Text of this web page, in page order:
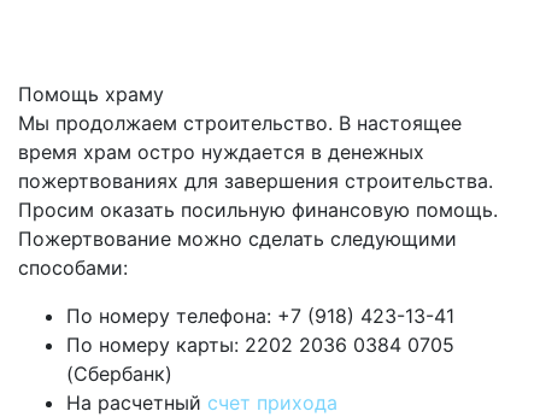
Помощь храму
Мы продолжаем строительство. В настоящее
время храм остро нуждается в денежных
пожертвованиях для завершения строительства.
Просим оказать посильную финансовую помощь.
Пожертвование можно сделать следующими
способами:
По номеру телефона: +7 (918) 423-13-41
По номеру карты: 2202 2036 0384 0705
(Сбербанк)
На расчетный счет прихода